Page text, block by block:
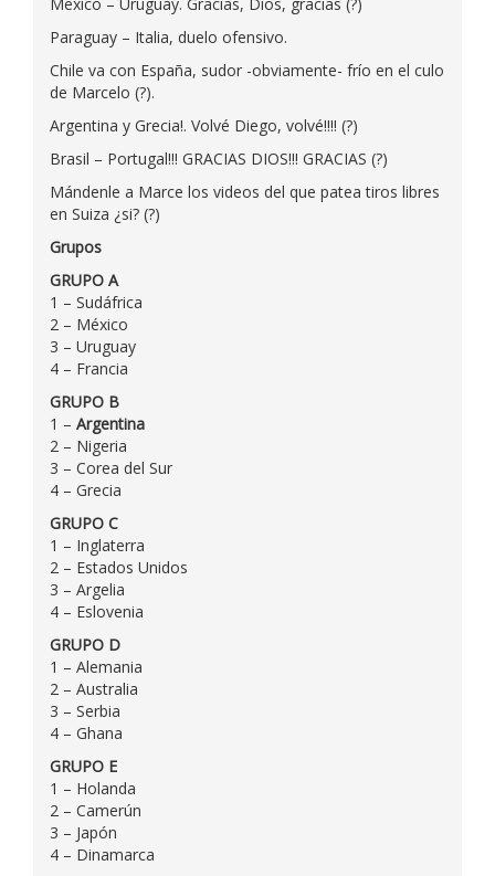
Paraguay – Italia, duelo ofensivo.
Chile va con España, sudor -obviamente- frío en el culo
de Marcelo (?).
Argentina y Grecia!. Volvé Diego, volvé!!!! (?)
Brasil – Portugal!!! GRACIAS DIOS!!! GRACIAS (?)
Mándenle a Marce los videos del que patea tiros libres
en Suiza ¿si? (?)
Grupos
GRUPO A
1 – Sudáfrica
2 – México
3 – Uruguay
4 – Francia
GRUPO B
1 – Argentina
2 – Nigeria
3 – Corea del Sur
4 – Grecia
GRUPO C
1 – Inglaterra
2 – Estados Unidos
3 – Argelia
4 – Eslovenia
GRUPO D
1 – Alemania
2 – Australia
3 – Serbia
4 – Ghana
GRUPO E
1 – Holanda
2 – Camerún
3 – Japón
4 – Dinamarca